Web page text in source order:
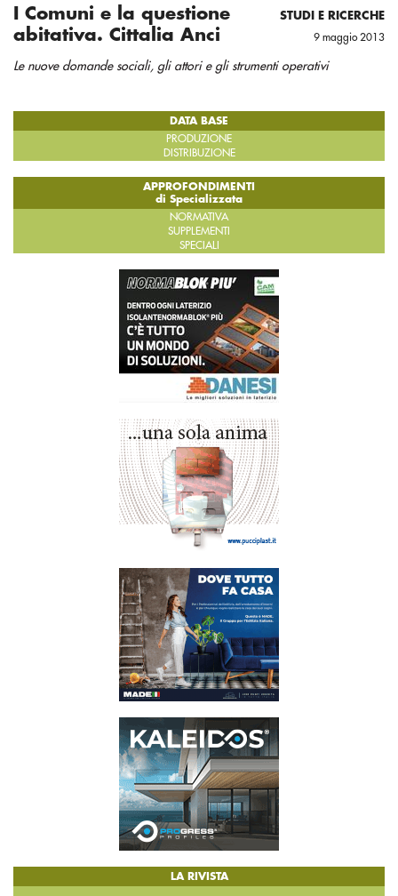
STUDI E RICERCHE
9 maggio 2013
I Comuni e la questione
abitativa. Cittalia Anci
Le nuove domande sociali, gli attori e gli strumenti operativi
DATA BASE
PRODUZIONE
DISTRIBUZIONE
APPROFONDIMENTI
di Specializzata
NORMATIVA
SUPPLEMENTI
SPECIALI
LA RIVISTA